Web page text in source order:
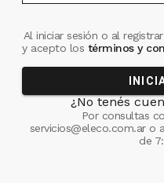
Al iniciar sesión o al
y acepto los términos y
¿No tenés
Por consultas
servicios@eleco.com.aro
de